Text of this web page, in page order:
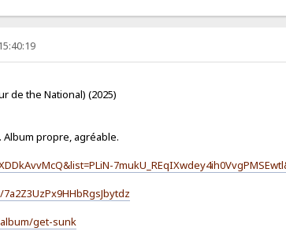
de the National) (2025)
propre, agréable.
get-sunk